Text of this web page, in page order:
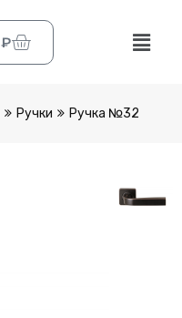
₽
Ручки Ручка №32